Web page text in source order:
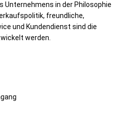
Unternehmens in der Philosophie
freundliche,
und Kundendienst sind die
werden.